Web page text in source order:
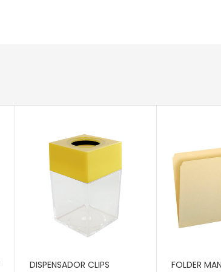
DISPENSADOR CLIPS
FOLDER